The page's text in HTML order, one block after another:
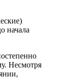
начала
Несмотря